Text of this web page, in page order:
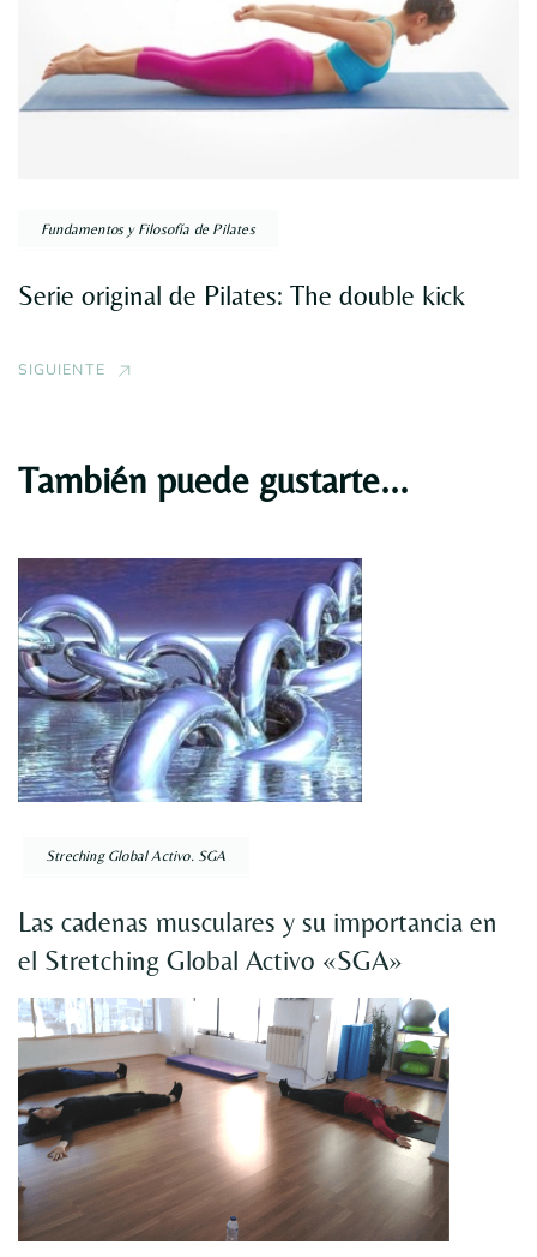
Fundamentos y Filosofía de Pilates
Serie original de Pilates: The double kick
SIGUIENTE
También puede gustarte...
Streching Global Activo. SGA
Las cadenas musculares y su importancia en
el Stretching Global Activo «SGA»